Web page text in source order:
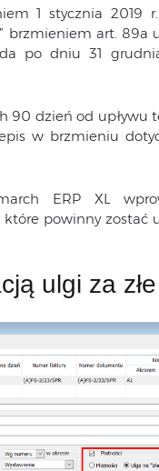
1 stycznia 2019
brzmieniem art. 89a
po dniu 31
90 dzień od upływu
w brzmieniu
ERP XL
powinny zostać
ulgi za złe